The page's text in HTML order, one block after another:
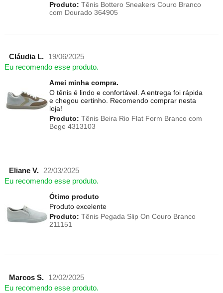
Produto: Tênis Bottero Sneakers Couro Branco
com Dourado 364905
Cláudia L.
19/06/2025
Eu recomendo esse produto.
Amei minha compra.
O tênis é lindo e confortável. A entrega foi rápida
e chegou certinho. Recomendo comprar nesta
loja!
Produto: Tênis Beira Rio Flat Form Branco com
Bege 4313103
Eliane V.
22/03/2025
Eu recomendo esse produto.
Ótimo produto
Produto excelente
Produto: Tênis Pegada Slip On Couro Branco
211151
Marcos S.
12/02/2025
Eu recomendo esse produto.